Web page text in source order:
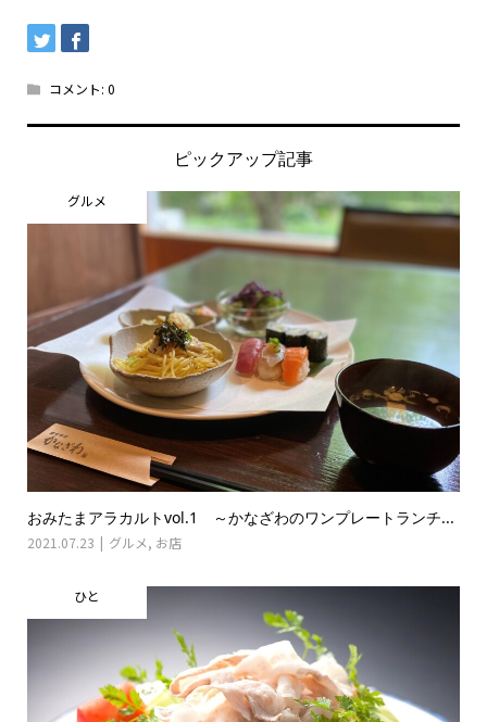
コメント: 0
ピックアップ記事
グルメ
おみたまアラカルトvol.1 ～かなざわのワンプレートランチ...
2021.07.23 グルメ, お店
ひと